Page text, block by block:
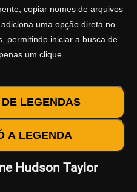
copiar nomes de arquivos
uma opção direta no
permitindo iniciar a busca de
um clique.
LEGENDAS
A LEGENDA
Hudson Taylor